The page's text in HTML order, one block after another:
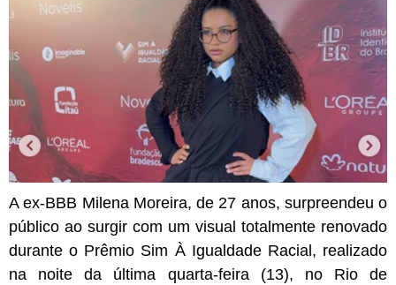
A ex-BBB Milena Moreira, de 27 anos, surpreendeu o
público ao surgir com um visual totalmente renovado
durante o Prêmio Sim À Igualdade Racial, realizado
na noite da última quarta-feira (13), no Rio de